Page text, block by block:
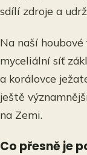
sdílí zdroje a
Na naší
myceliální síť
a korálovce
ještě
na Zemi.
Co přesně je